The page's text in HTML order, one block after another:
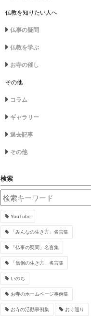
仏教を知りたい人へ
仏事の疑問
仏教を学ぶ
お寺の催し
その他
コラム
ギャラリー
過去記事
その他
検索
YouTube
「みんなの生き方」名言集
「仏事の疑問」名言集
「僧侶の生き方」名言集
いのち
お寺のホームページ事例集
お寺の活動事例集 お寺巡り